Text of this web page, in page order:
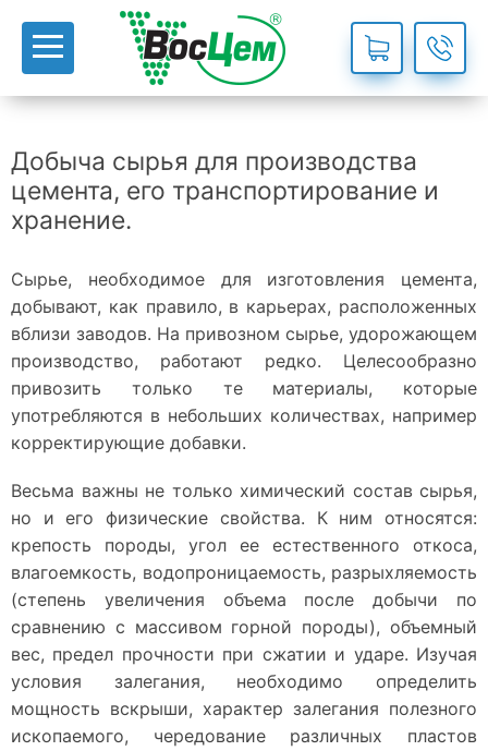
Добыча сырья для производства
цемента, его транспортирование и
хранение.
Сырье, необходимое для изготовления цемента,
добывают, как правило, в карьерах, расположенных
вблизи заводов. На привозном сырье, удорожающем
производство, работают редко. Целесообразно
привозить только те материалы, которые
употребляются в небольших количествах, например
корректирующие добавки.
Весьма важны не только химический состав сырья,
но и его физические свойства. К ним относятся:
крепость породы, угол ее естественного откоса,
влагоемкость, водопроницаемость, разрыхляемость
(степень увеличения объема после добычи по
сравнению с массивом горной породы), объемный
вес, предел прочности при сжатии и ударе. Изучая
условия залегания, необходимо определить
мощность вскрыши, характер залегания полезного
ископаемого, чередование различных пластов